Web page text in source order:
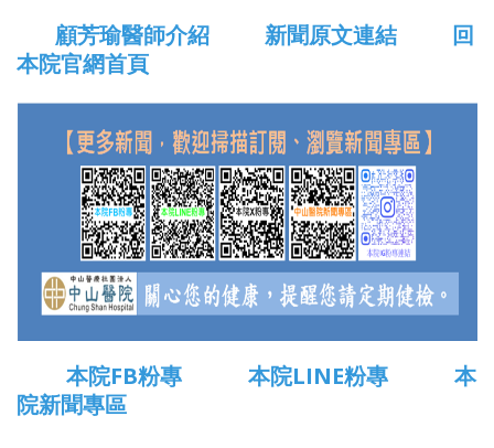
顧芳瑜醫師介紹
新聞原文連結
回
本院官網首頁
本院FB粉專 本院LINE粉專
本
院新聞專區